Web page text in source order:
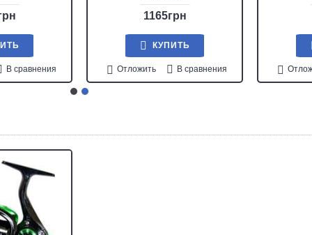
В сравнения
1165грн
КУПИТЬ
Отложить В сравнения